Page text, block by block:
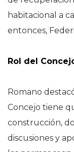
habitacional a
entonces,
Rol del
Romano
Concejo tiene
construcción,
discusiones y